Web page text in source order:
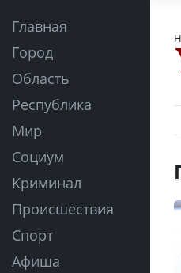
Главная
Город
Область
Республика
Мир
Социум
Криминал
Происшествия
Спорт
Афиша